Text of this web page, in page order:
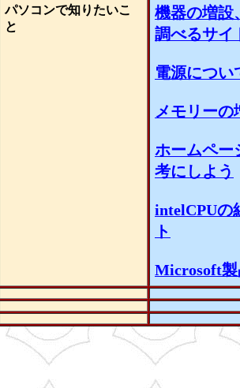
パソコンで知りたいこ
と
機器の増設
調べるサイ
電源につい
メモリーの
ホームペー
考にしよう
intelCPUの
ト
Microsoft